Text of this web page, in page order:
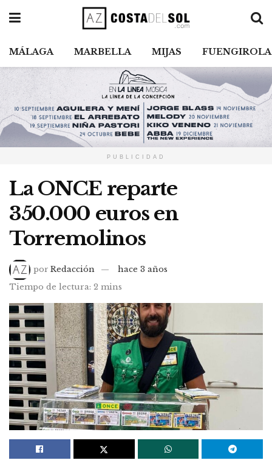
MÁLAGA MARBELLA MIJAS FUENGIROLA
PUBLICIDAD
La ONCE reparte
350.000 euros en
Torremolinos
por Redacción
hace 3 años
Tiempo de lectura: 2 mins